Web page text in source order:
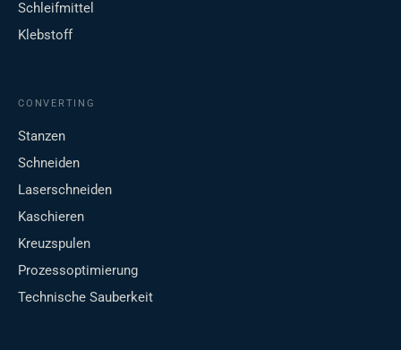
Schleifmittel
Klebstoff
CONVERTING
Stanzen
Schneiden
Laserschneiden
Kaschieren
Kreuzspulen
Prozessoptimierung
Technische Sauberkeit